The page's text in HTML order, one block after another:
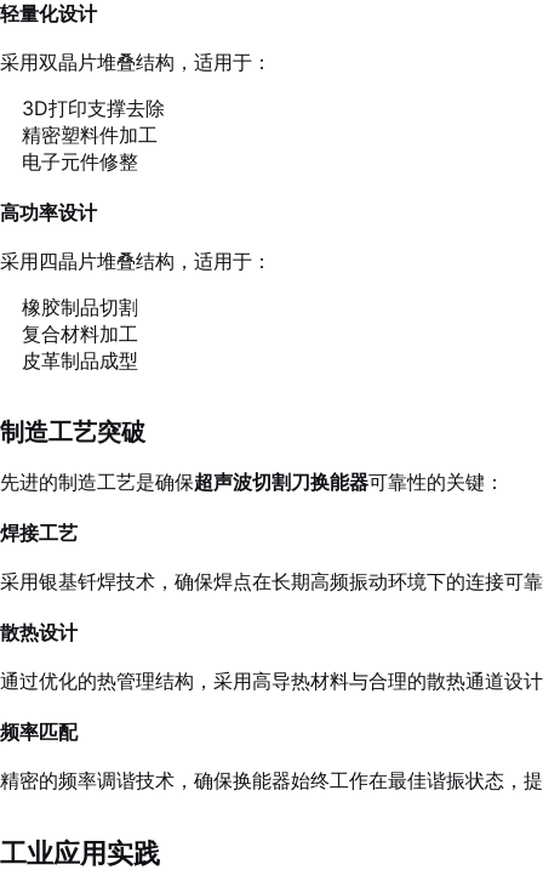
轻量化设计
采用双晶片堆叠结构，适用于：
3D打印支撑去除
精密塑料件加工
电子元件修整
高功率设计
采用四晶片堆叠结构，适用于：
橡胶制品切割
复合材料加工
皮革制品成型
制造工艺突破
先进的制造工艺是确保超声波切割刀换能器可靠性的关键：
焊接工艺
采用银基钎焊技术，确保焊点在长期高频振动环境下的连接可
散热设计
通过优化的热管理结构，采用高导热材料与合理的散热通道设
频率匹配
精密的频率调谐技术，确保换能器始终工作在最佳谐振状态，
工业应用实践